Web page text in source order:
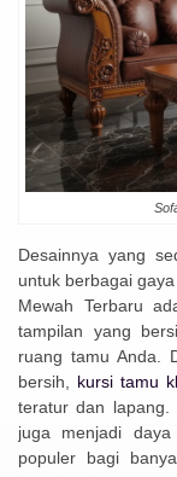
Desainnya yang
untuk berbagai
Mewah Terbaru
tampilan yang
ruang tamu Anda.
bersih, kursi tamu
teratur dan lapang.
juga menjadi
populer bagi